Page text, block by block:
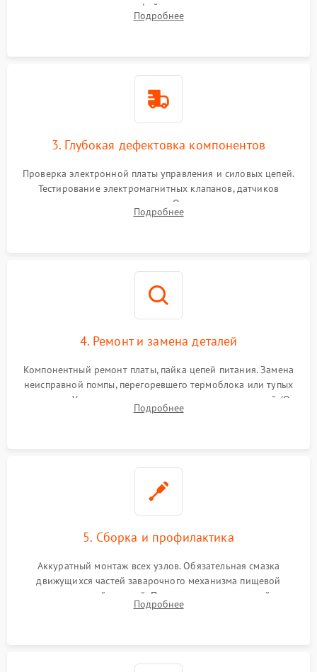
внутренних узлов от кофейных масел, жмыха и накипи.
Промывка дренажных каналов и фильтров с использованием
Подробнее
3. Глубокая дефектовка компонентов
Проверка электронной платы управления и силовых цепей.
Тестирование электромагнитных клапанов, датчиков
температуры и расходомера. Оценка степени износа
жерновов кофемолки, уплотнительных колец гидросистемы
Подробнее
4. Ремонт и замена деталей
Компонентный ремонт платы, пайка цепей питания. Замена
неисправной помпы, перегоревшего термоблока или тупых
жерновов. Установка новых силиконовых уплотнителей (O-
ring) и тефлоновых трубок для надежного устранения
Подробнее
5. Сборка и профилактика
Аккуратный монтаж всех узлов. Обязательная смазка
движущихся частей заварочного механизма пищевой
силиконовой смазкой. Проведение программной
декальцинации и очистки системы от кофейных масел.
Подробнее